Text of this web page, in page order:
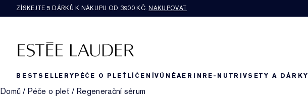
ZÍSKEJTE 5 DÁRKŮ K NÁKUPU OD 3900 KČ.NAKUPOVAT
BESTSELLERYPÉČE O PLEŤ LÍČENÍVŮNĚAERIN RE-NUTRIVSETY A DÁRKY
Domů / Péče o pleť / Regenerační sérum